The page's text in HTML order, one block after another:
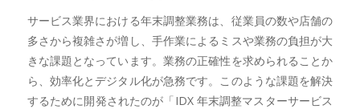
サービス業界における年末調整業務は、従業員の数や店舗の
多さから複雑さが増し、手作業によるミスや業務の負担が大
きな課題となっています。業務の正確性を求められることか
ら、効率化とデジタル化が急務です。このような課題を解決
するために開発されたのが「IDX 年末調整マスターサービス